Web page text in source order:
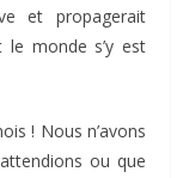
et propagerait
le monde s’y est
! Nous n’avons
ou que